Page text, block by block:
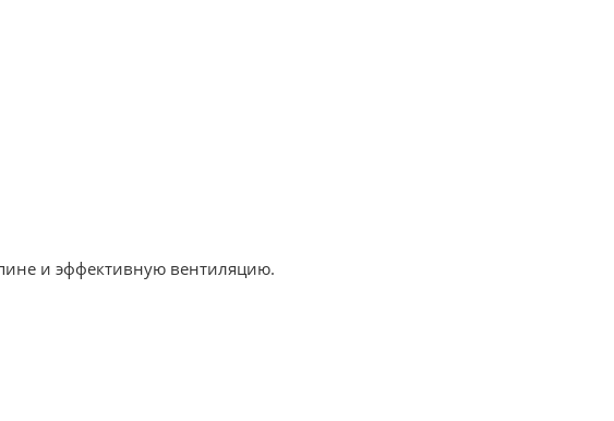
и эффективную вентиляцию.